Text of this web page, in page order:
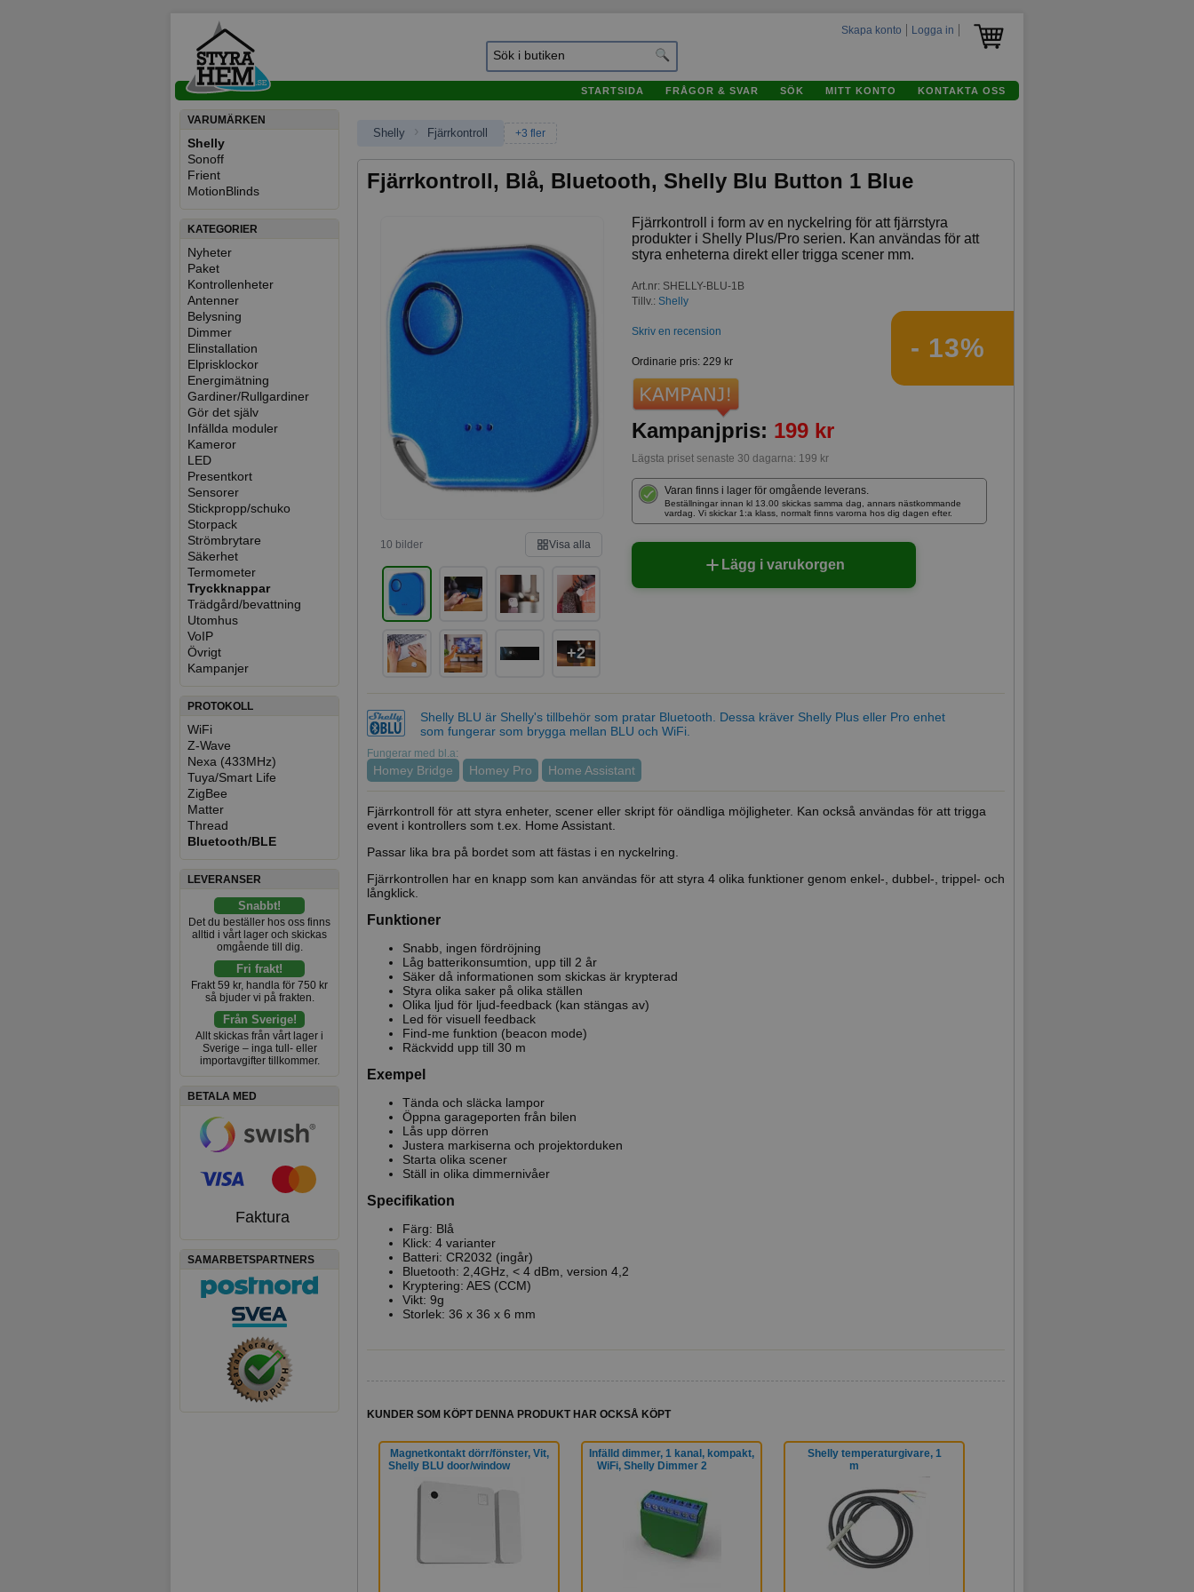
Skapa konto Logga in
STARTSIDA FRÅGOR & SVAR SÖK MITT KONTO KONTAKTA OSS
VARUMÄRKEN
Shelly
Sonoff
Frient
MotionBlinds
KATEGORIER
Nyheter
Paket
Kontrollenheter
Antenner
Belysning
Dimmer
Elinstallation
Elprisklockor
Energimätning
Gardiner/Rullgardiner
Gör det själv
Infällda moduler
Kameror
LED
Presentkort
Sensorer
Stickpropp/schuko
Storpack
Strömbrytare
Säkerhet
Termometer
Tryckknappar
Trädgård/bevattning
Utomhus
VoIP
Övrigt
Kampanjer
PROTOKOLL
WiFi
Z-Wave
Nexa (433MHz)
Tuya/Smart Life
ZigBee
Matter
Thread
Bluetooth/BLE
LEVERANSER
Snabbt!
Det du beställer hos oss finns
alltid i vårt lager och skickas
omgående till dig.
Fri frakt!
Frakt 59 kr, handla för 750 kr
så bjuder vi på frakten.
Från Sverige!
Allt skickas från vårt lager i
Sverige – inga tull- eller
importavgifter tillkommer.
BETALA MED
Faktura
SAMARBETSPARTNERS
Shelly › Fjärrkontroll +3 fler
Fjärrkontroll, Blå, Bluetooth, Shelly Blu Button 1 Blue
10 bilder Visa alla
+2
Fjärrkontroll i form av en nyckelring för att fjärrstyra
produkter i Shelly Plus/Pro serien. Kan användas för att
styra enheterna direkt eller trigga scener mm.
Art.nr: SHELLY-BLU-1B
Tillv.: Shelly
Skriv en recension
Ordinarie pris: 229 kr - 13%
Kampanjpris: 199 kr
Lägsta priset senaste 30 dagarna: 199 kr
Varan finns i lager för omgående leverans.
Beställningar innan kl 13.00 skickas samma dag, annars nästkommande
vardag. Vi skickar 1:a klass, normalt finns varorna hos dig dagen efter.
Lägg i varukorgen
Shelly BLU är Shelly's tillbehör som pratar Bluetooth. Dessa kräver Shelly Plus eller Pro enhet
som fungerar som brygga mellan BLU och WiFi.
Fungerar med bl.a:
Homey Bridge Homey Pro Home Assistant
Fjärrkontroll för att styra enheter, scener eller skript för oändliga möjligheter. Kan också användas för att trigga
event i kontrollers som t.ex. Home Assistant.
Passar lika bra på bordet som att fästas i en nyckelring.
Fjärrkontrollen har en knapp som kan användas för att styra 4 olika funktioner genom enkel-, dubbel-, trippel- och
långklick.
Funktioner
Snabb, ingen fördröjning
Låg batterikonsumtion, upp till 2 år
Säker då informationen som skickas är krypterad
Styra olika saker på olika ställen
Olika ljud för ljud-feedback (kan stängas av)
Led för visuell feedback
Find-me funktion (beacon mode)
Räckvidd upp till 30 m
Exempel
Tända och släcka lampor
Öppna garageporten från bilen
Lås upp dörren
Justera markiserna och projektorduken
Starta olika scener
Ställ in olika dimmernivåer
Specifikation
Färg: Blå
Klick: 4 varianter
Batteri: CR2032 (ingår)
Bluetooth: 2,4GHz, < 4 dBm, version 4,2
Kryptering: AES (CCM)
Vikt: 9g
Storlek: 36 x 36 x 6 mm
KUNDER SOM KÖPT DENNA PRODUKT HAR OCKSÅ KÖPT
Magnetkontakt dörr/fönster, Vit,
Shelly BLU door/window
Infälld dimmer, 1 kanal, kompakt,
WiFi, Shelly Dimmer 2
Shelly temperaturgivare, 1
m